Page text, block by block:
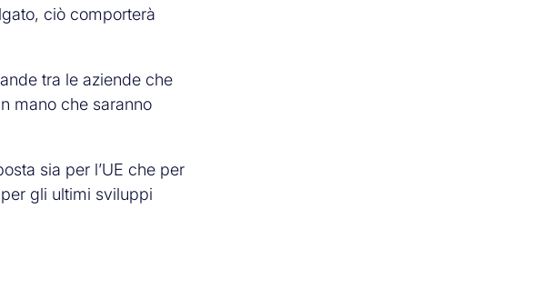
ciò comporterà
tra le aziende che
mano che saranno
sia per l’UE che per
gli ultimi sviluppi